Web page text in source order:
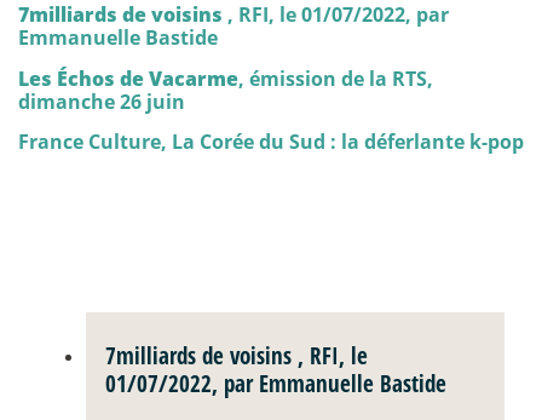
7milliards de voisins , RFI, le 01/07/2022, par
Emmanuelle Bastide
Les Échos de Vacarme, émission de la RTS,
dimanche 26 juin
France Culture, La Corée du Sud : la déferlante k-pop
7milliards de voisins , RFI, le
01/07/2022, par Emmanuelle Bastide